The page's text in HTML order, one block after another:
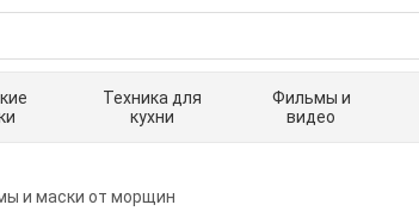
Техника для
кухни
Фильмы и
видео
и маски от морщин